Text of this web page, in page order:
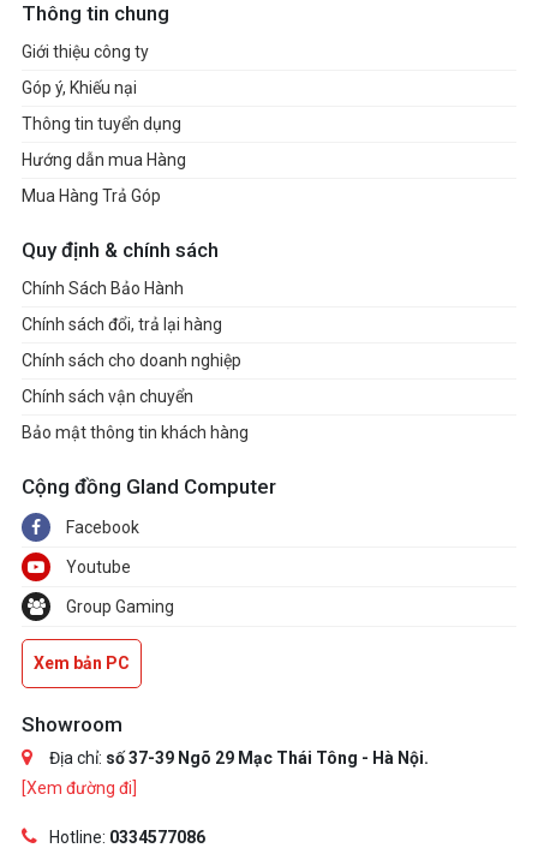
Thông tin chung
Giới thiệu công ty
Góp ý, Khiếu nại
Thông tin tuyển dụng
Hướng dẫn mua Hàng
Mua Hàng Trả Góp
Quy định & chính sách
Chính Sách Bảo Hành
Chính sách đổi, trả lại hàng
Chính sách cho doanh nghiệp
Chính sách vận chuyển
Bảo mật thông tin khách hàng
Cộng đồng Gland Computer
Facebook
Youtube
Group Gaming
Xem bản PC
Showroom
Địa chỉ: số 37-39 Ngõ 29 Mạc Thái Tông - Hà Nội.
[Xem đường đi]
Hotline: 0334577086